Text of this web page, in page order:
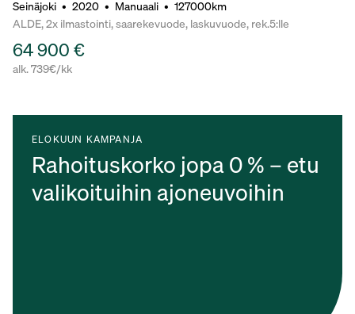
Seinäjoki • 2020 • Manuaali • 127000km
ALDE, 2x ilmastointi, saarekevuode, laskuvuode, rek.5:lle
64 900 €
alk. 739€/kk
ELOKUUN KAMPANJA
Rahoituskorko jopa 0 % – etu
valikoituihin ajoneuvoihin